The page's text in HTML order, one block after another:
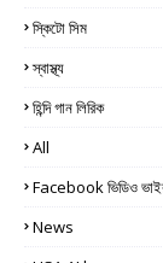
স্কিটো সিম
স্বাস্থ্য
হিন্দি গান লিরিক
All
Facebook ভিডিও
News